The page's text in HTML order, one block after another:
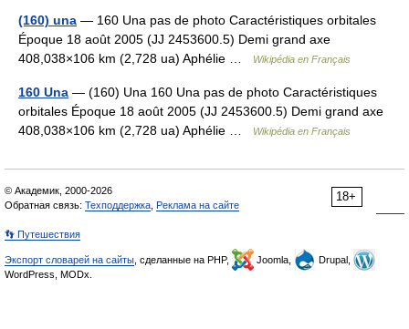
(160) una — 160 Una pas de photo Caractéristiques orbitales
Époque 18 août 2005 (JJ 2453600.5) Demi grand axe
408,038×106 km (2,728 ua) Aphélie …
Wikipédia en Français
160 Una — (160) Una 160 Una pas de photo Caractéristiques
orbitales Époque 18 août 2005 (JJ 2453600.5) Demi grand axe
408,038×106 km (2,728 ua) Aphélie …
Wikipédia en Français
18+
© Академик, 2000-2026
Обратная связь: Техподдержка Реклама на сайте
👣 Путешествия
Экспорт словарей на сайты , сделанные на PHP, Joomla,
Drupal,
WordPress, MODx.